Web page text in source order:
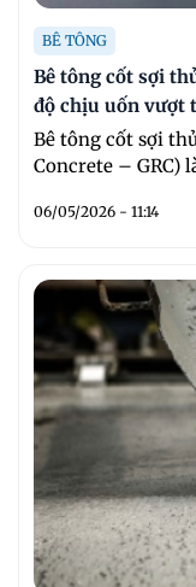
BÊ TÔNG
Bê tông cốt sợi
độ chịu uốn vượt
Bê tông cốt sợi
Concrete – GRC)
06/05/2026 - 11:14